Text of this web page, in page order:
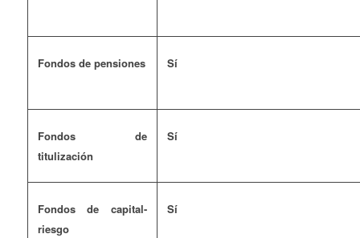
Fondos de pensiones Sí
Fondos de
titulización
Sí
Fondos de capital-
riesgo
Sí